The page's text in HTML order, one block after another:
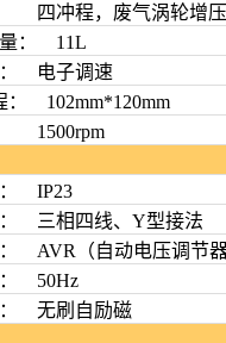
程，废气涡轮增压
： 11L
电子调速
102mm*120mm
IP23
三相四线、Y型接法
AVR（自动电压调节
50Hz
无刷自励磁